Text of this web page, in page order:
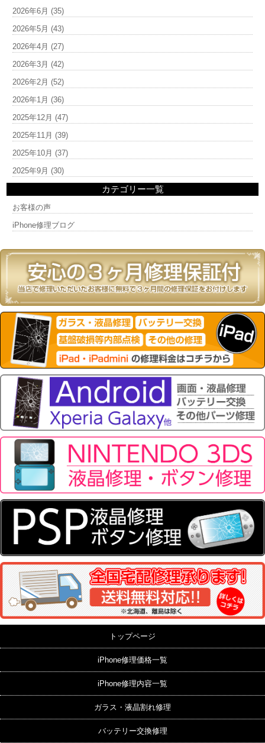
2026年6月 (35)
2026年5月 (43)
2026年4月 (27)
2026年3月 (42)
2026年2月 (52)
2026年1月 (36)
2025年12月 (47)
2025年11月 (39)
2025年10月 (37)
2025年9月 (30)
カテゴリー一覧
お客様の声
iPhone修理ブログ
トップページ
iPhone修理価格一覧
iPhone修理内容一覧
ガラス・液晶割れ修理
バッテリー交換修理